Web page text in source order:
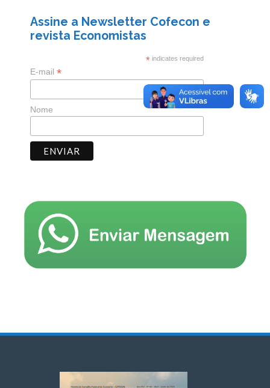
Assine a Newsletter Cofecon e
revista Economistas
* indicates required
E-mail *
Nome